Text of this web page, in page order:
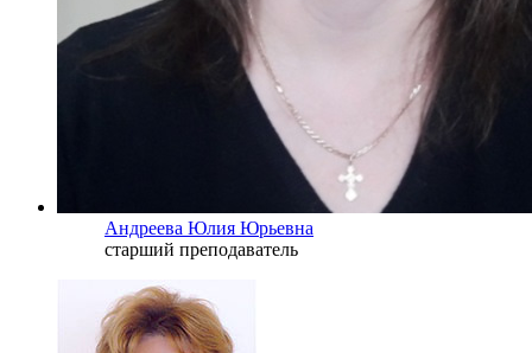
Андреева Юлия Юрьевна
старший преподаватель